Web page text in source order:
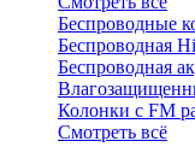
Беспроводные
Беспроводная
Беспроводная
Колонки с FM
Смотреть всё